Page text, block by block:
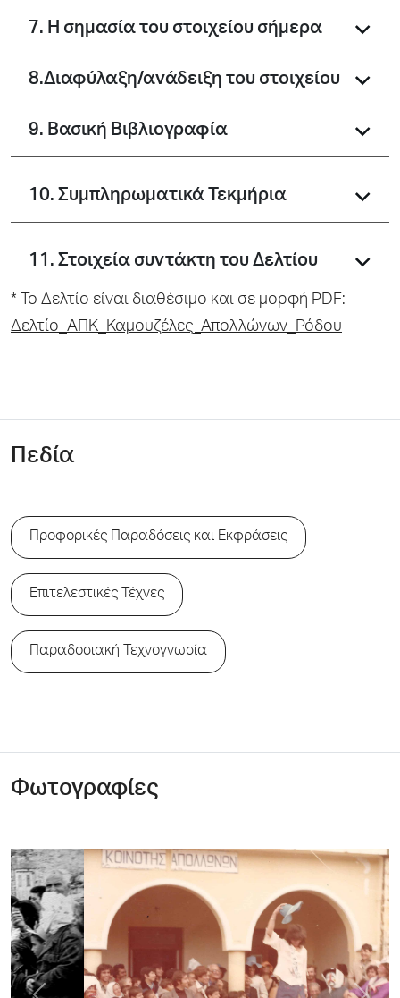
7. Η σημασία του στοιχείου σήμερα
8.Διαφύλαξη/ανάδειξη του στοιχείου
9. Βασική Βιβλιογραφία
10. Συμπληρωματικά Τεκμήρια
11. Στοιχεία συντάκτη του Δελτίου
* To Δελτίο είναι διαθέσιμο και σε μορφή PDF:
Δελτίο_ΑΠΚ_Καμουζέλες_Απολλώνων_Ρόδου
Πεδία
Προφορικές Παραδόσεις και Εκφράσεις
Επιτελεστικές Τέχνες
Παραδοσιακή Τεχνογνωσία
Φωτογραφίες